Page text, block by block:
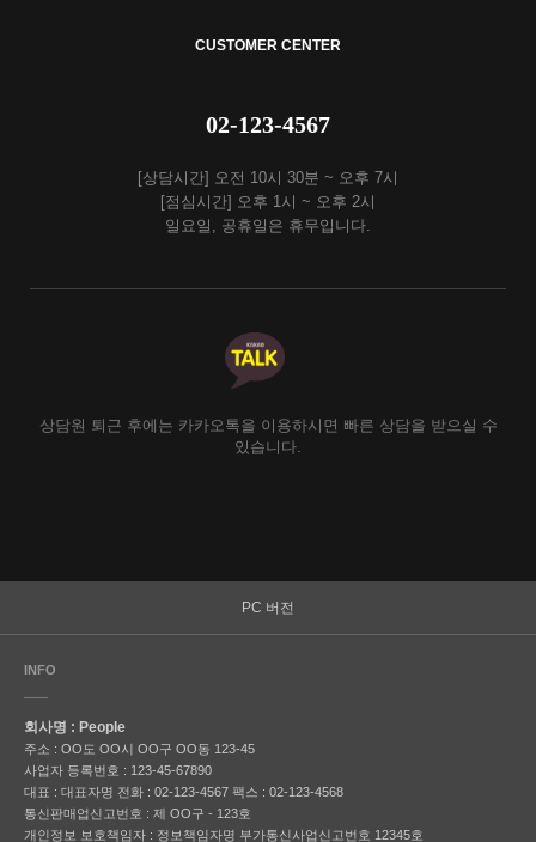
CUSTOMER CENTER
02-123-4567
[상담시간] 오전 10시 30분 ~ 오후 7시
[점심시간] 오후 1시 ~ 오후 2시
일요일, 공휴일은 휴무입니다.
상담원 퇴근 후에는 카카오톡을 이용하시면 빠른 상담을 받으실 수
있습니다.
PC 버전
INFO
회사명 : People
주소 : OO도 OO시 OO구 OO동 123-45
사업자 등록번호 : 123-45-67890
대표 : 대표자명 전화 : 02-123-4567 팩스 : 02-123-4568
통신판매업신고번호 : 제 OO구 - 123호
개인정보 보호책임자 : 정보책임자명 부가통신사업신고번호 12345호